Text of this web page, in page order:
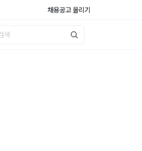
채용공고 올리기